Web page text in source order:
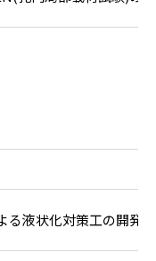
る液状化対策工の開発